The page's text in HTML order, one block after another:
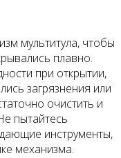
мультитула, чтобы
плавно.
при открытии,
загрязнения или
очистить и
пытайтесь
инструменты,
механизма.